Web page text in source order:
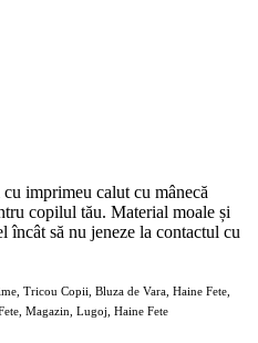
imprimeu calut cu mânecă
copilul tău. Material moale și
încât să nu jeneze la contactul cu
Tricou Copii, Bluza de Vara, Haine Fete,
Magazin, Lugoj, Haine Fete